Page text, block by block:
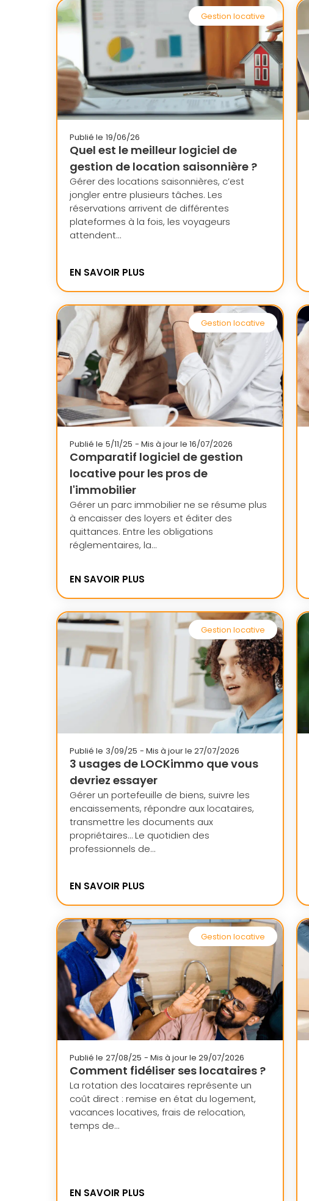
Gestion locative
Publié le 19/06/26
Quel est le meilleur logiciel de
gestion de location saisonnière ?
Gérer des locations saisonnières, c’est
jongler entre plusieurs tâches. Les
réservations arrivent de différentes
plateformes à la fois, les voyageurs
attendent...
EN SAVOIR PLUS
Gestion locative
Publié le 5/11/25 - Mis à jour le 16/07/2026
Comparatif logiciel de gestion
locative pour les pros de
l'immobilier
Gérer un parc immobilier ne se résume plus
à encaisser des loyers et éditer des
quittances. Entre les obligations
réglementaires, la...
EN SAVOIR PLUS
Gestion locative
Publié le 3/09/25 - Mis à jour le 27/07/2026
3 usages de LOCKimmo que vous
devriez essayer
Gérer un portefeuille de biens, suivre les
encaissements, répondre aux locataires,
transmettre les documents aux
propriétaires… Le quotidien des
professionnels de...
EN SAVOIR PLUS
Gestion locative
Publié le 27/08/25 - Mis à jour le 29/07/2026
Comment fidéliser ses locataires ?
La rotation des locataires représente un
coût direct : remise en état du logement,
vacances locatives, frais de relocation,
temps de...
EN SAVOIR PLUS